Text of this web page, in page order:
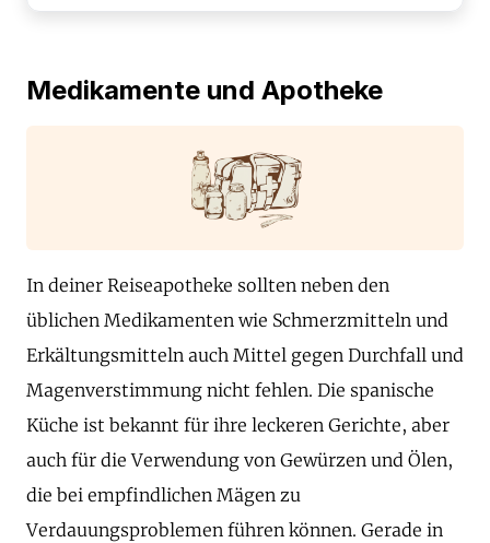
Medikamente und Apotheke
In deiner Reiseapotheke sollten neben den
üblichen Medikamenten wie Schmerzmitteln und
Erkältungsmitteln auch Mittel gegen Durchfall und
Magenverstimmung nicht fehlen. Die spanische
Küche ist bekannt für ihre leckeren Gerichte, aber
auch für die Verwendung von Gewürzen und Ölen,
die bei empfindlichen Mägen zu
Verdauungsproblemen führen können. Gerade in